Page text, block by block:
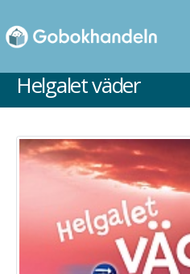
Helgalet väder